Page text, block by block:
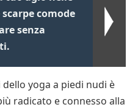
comode
senza
yoga a piedi nudi è
radicato e connesso alla